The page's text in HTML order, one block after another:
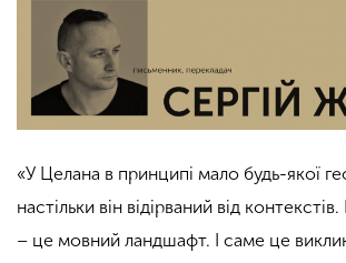
«У Целана в принципі мало будь-якої
настільки він відірваний від
– це мовний ландшафт. І саме це